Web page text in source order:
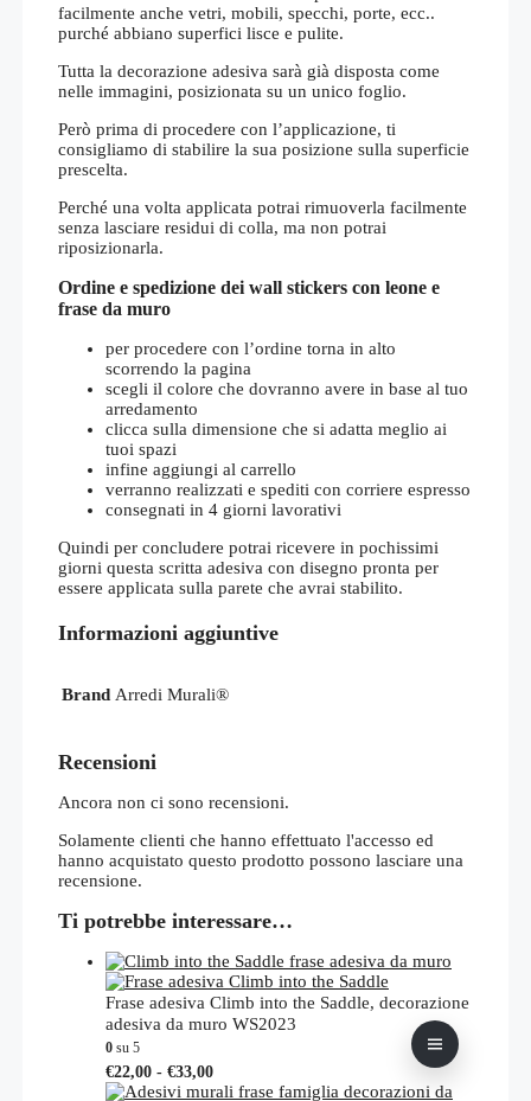
facilmente anche vetri, mobili, specchi, porte, ecc..
purché abbiano superfici lisce e pulite.
Tutta la decorazione adesiva sarà già disposta come
nelle immagini, posizionata su un unico foglio.
Però prima di procedere con l’applicazione, ti
consigliamo di stabilire la sua posizione sulla superficie
prescelta.
Perché una volta applicata potrai rimuoverla facilmente
senza lasciare residui di colla, ma non potrai
riposizionarla.
Ordine e spedizione dei wall stickers con leone e
frase da muro
per procedere con l’ordine torna in alto
scorrendo la pagina
scegli il colore che dovranno avere in base al tuo
arredamento
clicca sulla dimensione che si adatta meglio ai
tuoi spazi
infine aggiungi al carrello
verranno realizzati e spediti con corriere espresso
consegnati in 4 giorni lavorativi
Quindi per concludere potrai ricevere in pochissimi
giorni questa scritta adesiva con disegno pronta per
essere applicata sulla parete che avrai stabilito.
Informazioni aggiuntive
Brand Arredi Murali®
Recensioni
Ancora non ci sono recensioni.
Solamente clienti che hanno effettuato l'accesso ed
hanno acquistato questo prodotto possono lasciare una
recensione.
Ti potrebbe interessare…
Frase adesiva Climb into the Saddle, decorazione
adesiva da muro WS2023
0 su 5
€22,00 - €33,00Fascia
di
Questo
prodotto